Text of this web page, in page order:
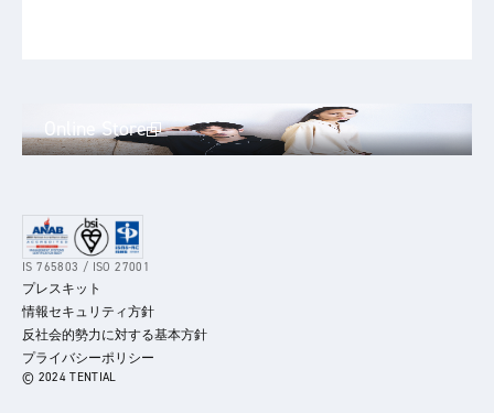
Online Store
IS 765803 / ISO 27001
プレスキット
情報セキュリティ方針
反社会的勢力に対する基本方針
プライバシーポリシー
© 2024 TENTIAL